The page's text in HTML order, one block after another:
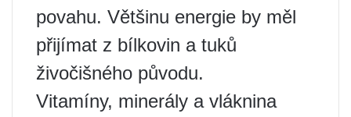
povahu. Většinu energie by měl
přijímat z bílkovin a tuků
živočišného původu.
Vitamíny, minerály a vláknina